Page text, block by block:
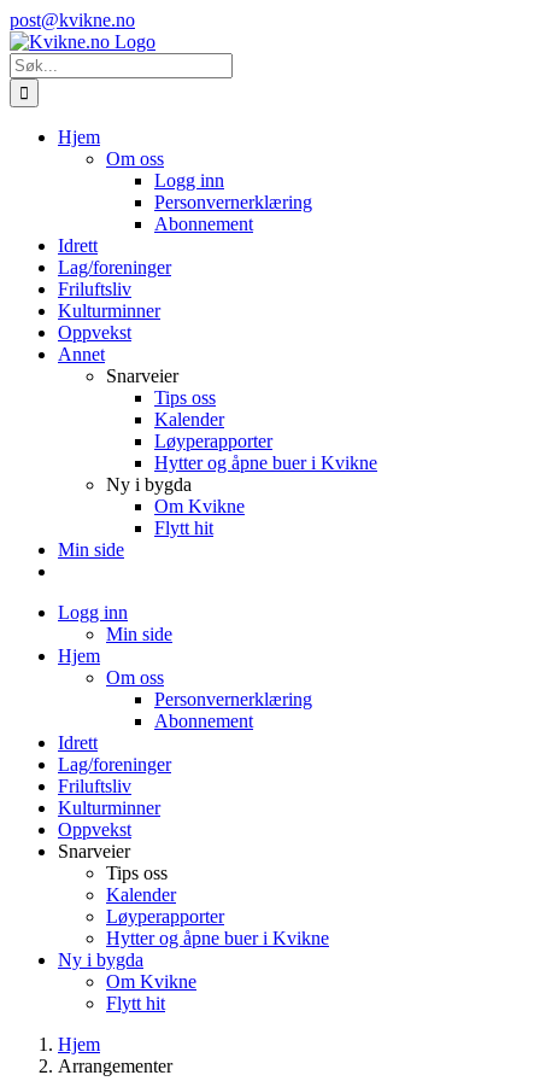
Skip
to
content
Instagram
E-
post
post@kvikne.no
Søk
etter:
Hjem
Om oss
Logg inn
Personvernerklæring
Abonnement
Idrett
Lag/foreninger
Friluftsliv
Kulturminner
Oppvekst
Annet
Snarveier
Tips oss
Kalender
Løyperapporter
Hytter og åpne buer i Kvikne
Ny i bygda
Om Kvikne
Flytt hit
Min side
Logg inn
Min side
Hjem
Om oss
Personvernerklæring
Abonnement
Idrett
Lag/foreninger
Friluftsliv
Kulturminner
Oppvekst
Snarveier
Tips oss
Kalender
Løyperapporter
Hytter og åpne buer i Kvikne
Ny i bygda
Om Kvikne
Flytt hit
Hjem
Arrangementer